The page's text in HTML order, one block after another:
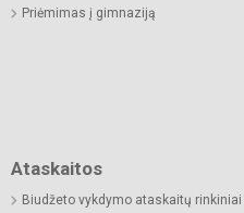
Priėmimas į gimnaziją
Ataskaitos
Biudžeto vykdymo ataskaitų rinkiniai